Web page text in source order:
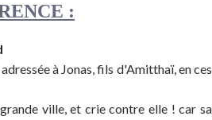
:
à Jonas, fils d'Amitthaï, en ces
ville, et crie contre elle ! car sa